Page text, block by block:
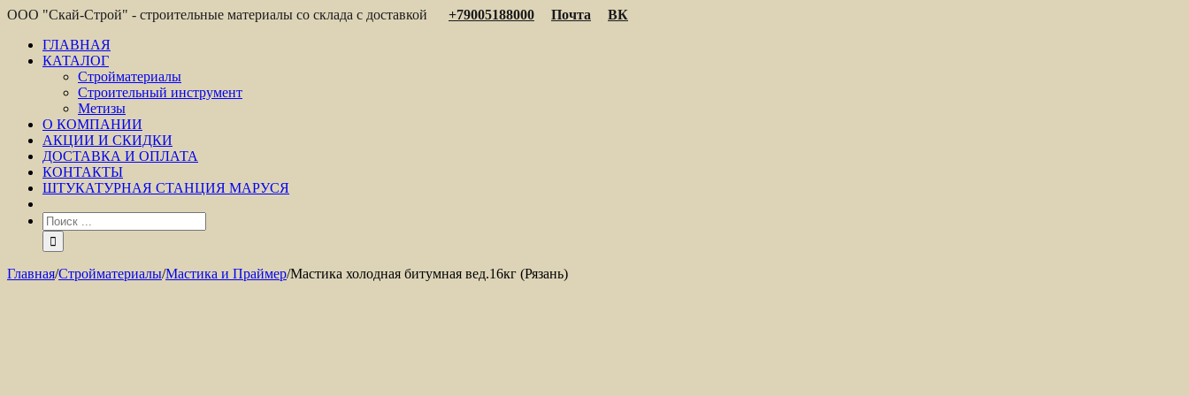
ООО "Скай-Строй" - строительные материалы со склада с доставкой +79005188000 Почта
ВК
ГЛАВНАЯ
КАТАЛОГ
Стройматериалы
Строительный инструмент
Метизы
О КОМПАНИИ
АКЦИИ И СКИДКИ
ДОСТАВКА И ОПЛАТА
КОНТАКТЫ
ШТУКАТУРНАЯ СТАНЦИЯ МАРУСЯ
Главная/Стройматериалы/Мастика и Праймер/Мастика холодная битумная вед.16кг (Рязань)